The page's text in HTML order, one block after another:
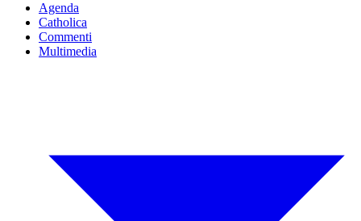
Agenda
Catholica
Commenti
Multimedia